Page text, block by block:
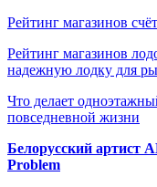
Рейтинг магазинов
Рейтинг магазинов
надежную лодку для
Что делает
повседневной жизни
Белорусский артист
Problem